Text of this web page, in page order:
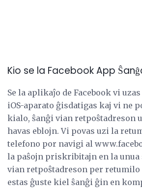
Kio se la Facebook App
Se la aplikaĵo de Facebook vi
iOS-aparato ĝisdatigas kaj vi ne
kialo, ŝanĝi vian retpoŝtadreson
havas eblojn. Vi povas uzi la
telefono por navigi al
la paŝojn priskribitajn en la unua
vian retpoŝtadreson per retumilo
estas ĝuste kiel ŝanĝi ĝin en